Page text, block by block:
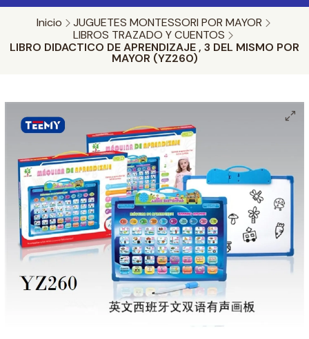
Inicio
JUGUETES MONTESSORI POR MAYOR
LIBROS TRAZADO Y CUENTOS
LIBRO DIDACTICO DE APRENDIZAJE , 3 DEL MISMO POR
MAYOR (YZ260)